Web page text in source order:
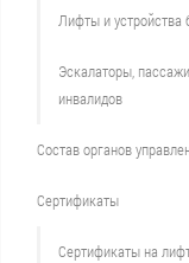
Лифты и устройства
Эскалаторы,
инвалидов
Состав органов
Сертификаты
Сертификаты на